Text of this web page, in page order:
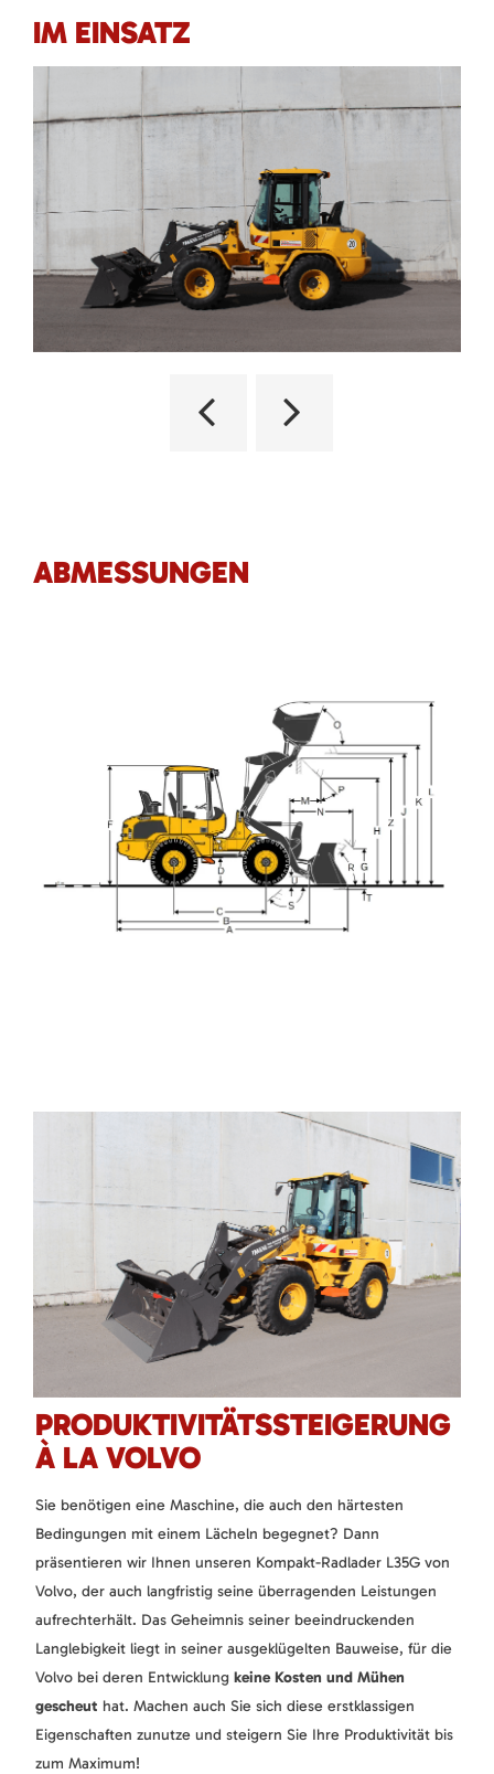
IM EINSATZ
ABMESSUNGEN
PRODUKTIVITÄTSSTEIGERUNG
À LA VOLVO
Sie benötigen eine Maschine, die auch den härtesten
Bedingungen mit einem Lächeln begegnet? Dann
präsentieren wir Ihnen unseren Kompakt-Radlader L35G von
Volvo, der auch langfristig seine überragenden Leistungen
aufrechterhält. Das Geheimnis seiner beeindruckenden
Langlebigkeit liegt in seiner ausgeklügelten Bauweise, für die
Volvo bei deren Entwicklung keine Kosten und Mühen
gescheut hat. Machen auch Sie sich diese erstklassigen
Eigenschaften zunutze und steigern Sie Ihre Produktivität bis
zum Maximum!